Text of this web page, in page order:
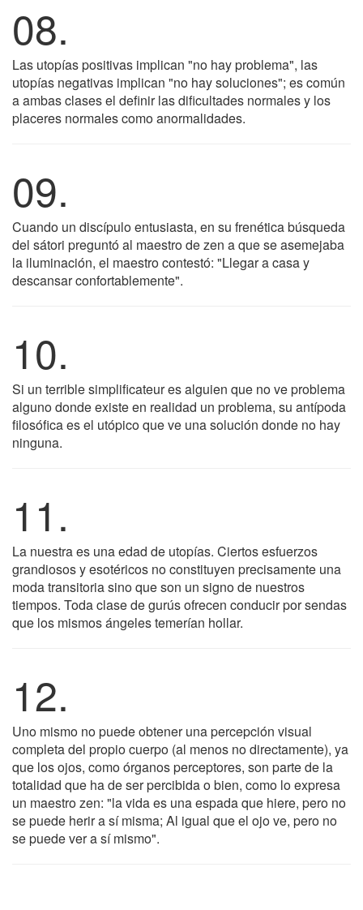
08.
Las utopías positivas implican "no hay problema", las
utopías negativas implican "no hay soluciones"; es común
a ambas clases el definir las dificultades normales y los
placeres normales como anormalidades.
09.
Cuando un discípulo entusiasta, en su frenética búsqueda
del sátori preguntó al maestro de zen a que se asemejaba
la iluminación, el maestro contestó: "Llegar a casa y
descansar confortablemente".
10.
Si un terrible simplificateur es alguien que no ve problema
alguno donde existe en realidad un problema, su antípoda
filosófica es el utópico que ve una solución donde no hay
ninguna.
11.
La nuestra es una edad de utopías. Ciertos esfuerzos
grandiosos y esotéricos no constituyen precisamente una
moda transitoria sino que son un signo de nuestros
tiempos. Toda clase de gurús ofrecen conducir por sendas
que los mismos ángeles temerían hollar.
12.
Uno mismo no puede obtener una percepción visual
completa del propio cuerpo (al menos no directamente), ya
que los ojos, como órganos perceptores, son parte de la
totalidad que ha de ser percibida o bien, como lo expresa
un maestro zen: "la vida es una espada que hiere, pero no
se puede herir a sí misma; Al igual que el ojo ve, pero no
se puede ver a sí mismo".